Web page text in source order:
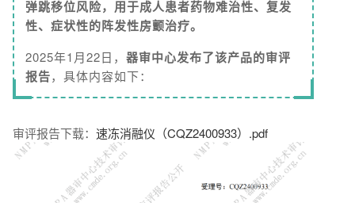
弹跳移位风险，用于成人患者药物难治性、复发
性、症状性的阵发性房颤治疗。
2025年1月22日，器审中心发布了该产品的审评
报告，具体内容如下：
审评报告下载：速冻消融仪（CQZ2400933）.pdf